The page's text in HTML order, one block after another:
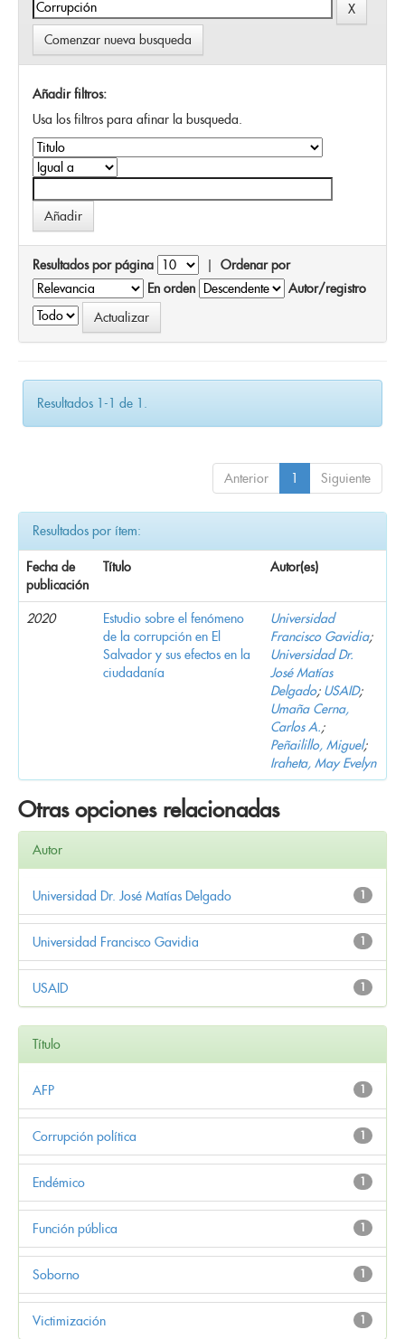
Comenzar nueva busqueda
Añadir filtros:
Usa los filtros para afinar la busqueda.
Resultados por página | Ordenar por
En orden
Autor/registro
Resultados 1-1 de 1.
Anterior 1 Siguiente
Resultados por ítem:
Fecha de
publicación
Título Autor(es)
2020
Estudio sobre el fenómeno
de la corrupción en El
Salvador y sus efectos en la
ciudadanía
Universidad
Francisco Gavidia;
Universidad Dr.
José Matías
Delgado; USAID;
Umaña Cerna,
Carlos A.;
Peñailillo, Miguel;
Iraheta, May Evelyn
Otras opciones relacionadas
Autor
1
Universidad Dr. José Matías Delgado
1
Universidad Francisco Gavidia
1
USAID
Título
1
AFP
1
Corrupción política
1
Endémico
1
Función pública
1
Soborno
1
Victimización